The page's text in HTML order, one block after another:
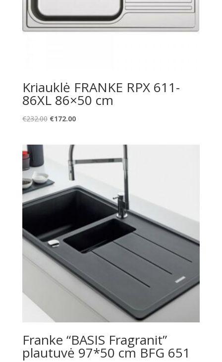
Kriauklė FRANKE RPX 611-
86XL 86×50 cm
€232.00 Original
€232.00.
€172.00Current
Franke “BASIS Fragranit”
plautuvė 97*50 cm BFG 651